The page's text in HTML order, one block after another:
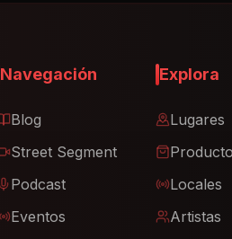
Navegación
Blog
Street Segment
Podcast
Eventos
Explora
Lugares
Locales
Artistas